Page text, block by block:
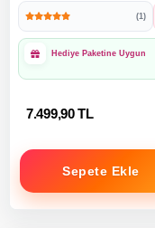
Çocuk Bisikleti
(1)
Hediye Paketine Uygun
7.499,90 TL
Sepete Ekle